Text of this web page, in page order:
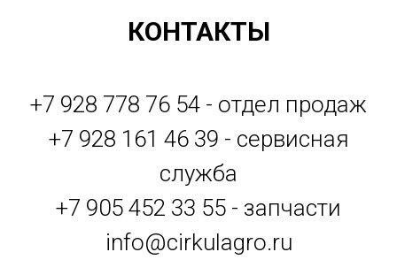
КОНТАКТЫ
+7 928 778 76 54 - отдел продаж
+7 928 161 46 39 - сервисная
служба
+7 905 452 33 55 - запчасти
info@cirkulagro.ru